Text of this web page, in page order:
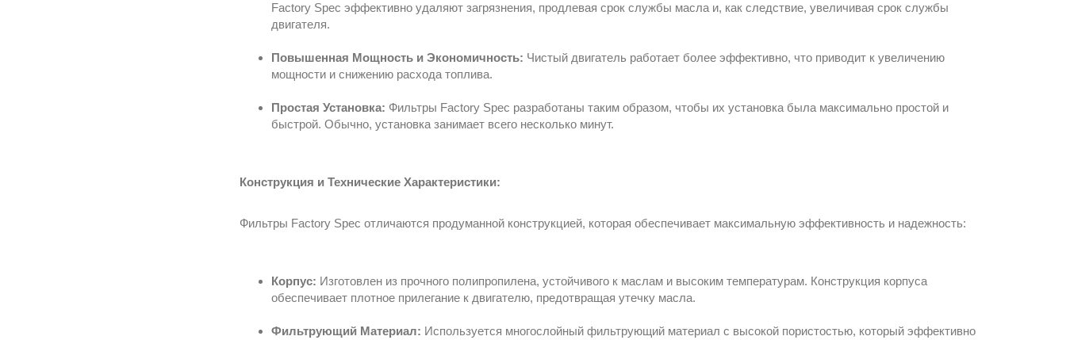
Factory Spec эффективно удаляют загрязнения, продлевая срок службы масла и, как следствие, увеличивая срок службы
двигателя.
Повышенная Мощность и Экономичность: Чистый двигатель работает более эффективно, что приводит к увеличению
мощности и снижению расхода топлива.
Простая Установка: Фильтры Factory Spec разработаны таким образом, чтобы их установка была максимально простой и
быстрой. Обычно, установка занимает всего несколько минут.
Конструкция и Технические Характеристики:
Фильтры Factory Spec отличаются продуманной конструкцией, которая обеспечивает максимальную эффективность и надежность:
Корпус: Изготовлен из прочного полипропилена, устойчивого к маслам и высоким температурам. Конструкция корпуса
обеспечивает плотное прилегание к двигателю, предотвращая утечку масла.
Фильтрующий Материал: Используется многослойный фильтрующий материал с высокой пористостью, который эффективно